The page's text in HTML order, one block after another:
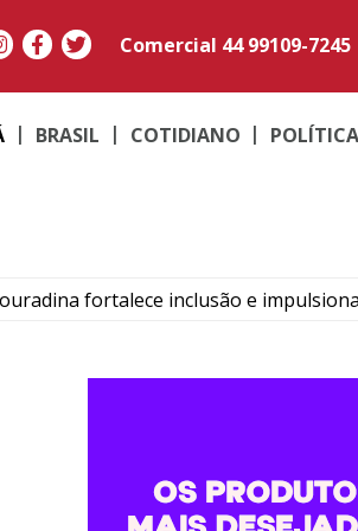
Comercial 44 99109-7245
BRASIL COTIDIANO POLÍTICA
fortalece inclusão e
termina convenção sem